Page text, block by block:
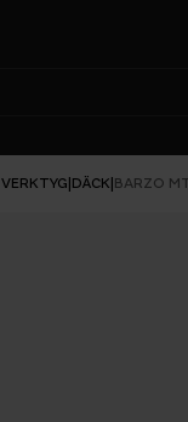
DÄCK BARZO